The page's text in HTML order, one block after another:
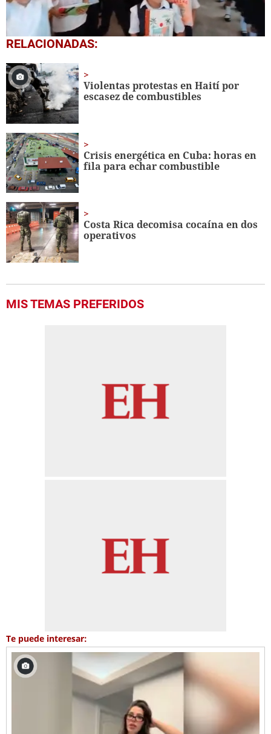
0
seconds
1
minute,
56
seconds
RELACIONADAS:
Violentas protestas en Haití por
escasez de combustibles
Crisis energética en Cuba: horas en
fila para echar combustible
Costa Rica decomisa cocaína en dos
operativos
MIS TEMAS PREFERIDOS
Te puede interesar: